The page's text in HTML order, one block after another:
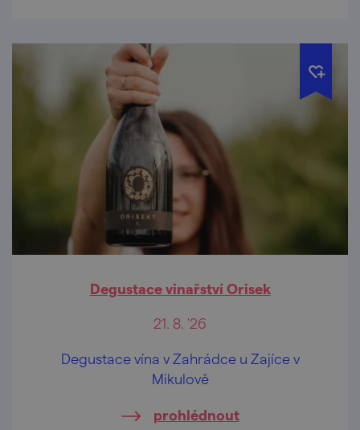
Degustace vinařství Orisek
21. 8. '26
Degustace vína v Zahrádce u Zajíce v
Mikulově
prohlédnout